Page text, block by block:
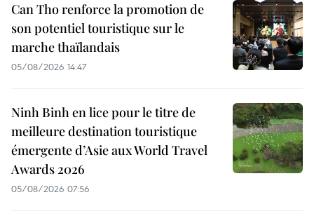
Can Tho renforce la promotion de
son potentiel touristique sur le
marche thaïlandais
05/08/2026 14:47
Ninh Binh en lice pour le titre de
meilleure destination touristique
émergente d’Asie aux World Travel
Awards 2026
05/08/2026 07:56